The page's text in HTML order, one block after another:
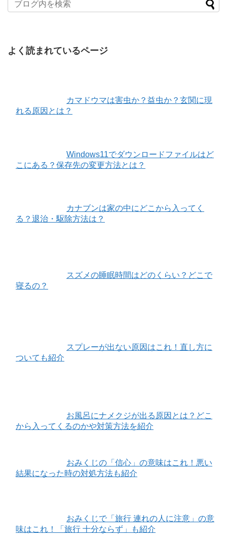
よく読まれているページ
カマドウマは害虫か？益虫か？玄関に現
れる原因とは？
Windows11でダウンロードファイルはど
こにある？保存先の変更方法とは？
カナブンは家の中にどこから入ってく
る？退治・駆除方法は？
スズメの睡眠時間はどのくらい？どこで
寝るの？
スプレーが出ない原因はこれ！直し方に
ついても紹介
お風呂にナメクジが出る原因とは？どこ
から入ってくるのかや対策方法を紹介
おみくじの「信心」の意味はこれ！悪い
結果になった時の対処方法も紹介
おみくじで「旅行 連れの人に注意」の意
味はこれ！「旅行 十分ならず」も紹介